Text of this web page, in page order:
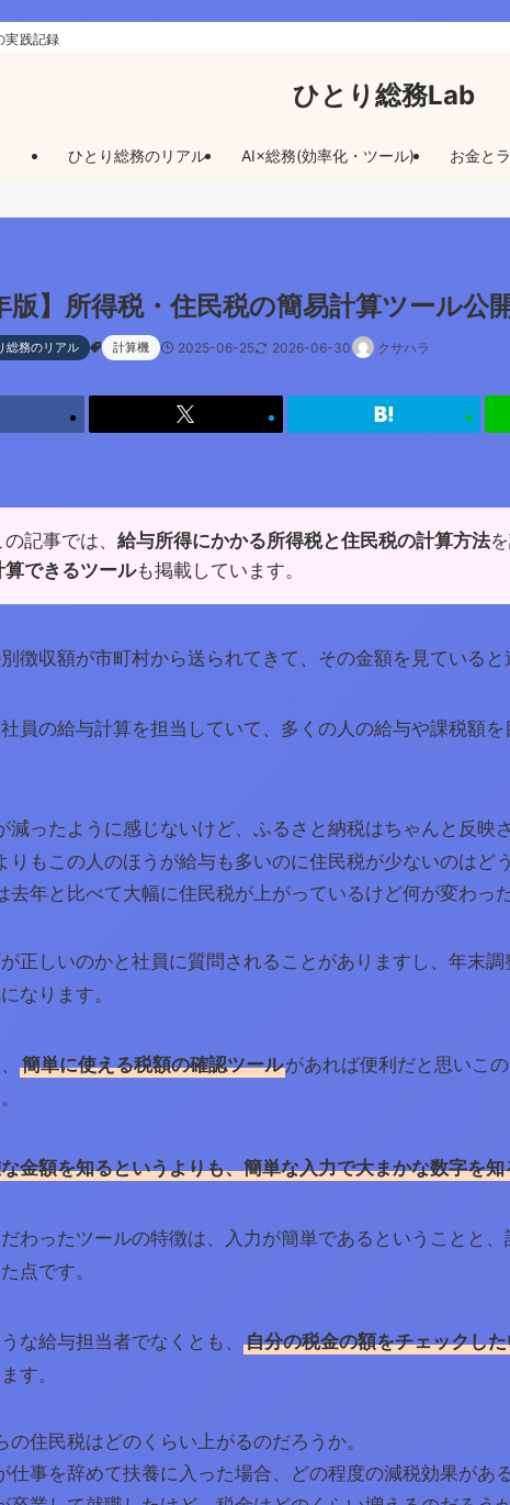
実践記録
ひとり総務Lab
ひとり総務のリアル AI×総務(効率化・ツール) お金と
版】所得税・住民税の簡易計算ツール公
総務のリアル 計算機 2025-06-25 2026-06-30 クサハラ
の記事では、給与所得にかかる所得税と住民税の計算方法
算できるツールも掲載しています。
徴収額が市町村から送られてきて、その金額を見ていると
員の給与計算を担当していて、多くの人の給与や課税額
減ったように感じないけど、ふるさと納税はちゃんと反映
りもこの人のほうが給与も多いのに住民税が少ないのはど
去年と比べて大幅に住民税が上がっているけど何が変わっ
正しいのかと社員に質問されることがありますし、年末
なります。
簡単に使える税額の確認ツールがあれば便利だと思いこ
金額を知るというよりも、簡単な入力で大まかな数字を
わったツールの特徴は、入力が簡単であるということと
点です。
な給与担当者でなくとも、 自分の税金の額をチェックし
す。
の住民税はどのくらい上がるのだろうか。
仕事を辞めて扶養に入った場合、どの程度の減税効果があ